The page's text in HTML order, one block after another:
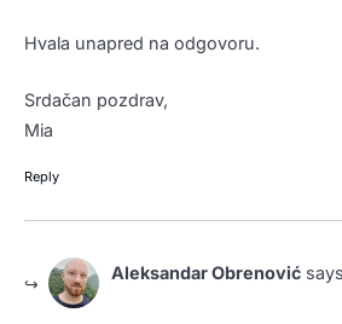
Hvala unapred na odgovoru.
Srdačan pozdrav,
Mia
Reply
Aleksandar Obrenović